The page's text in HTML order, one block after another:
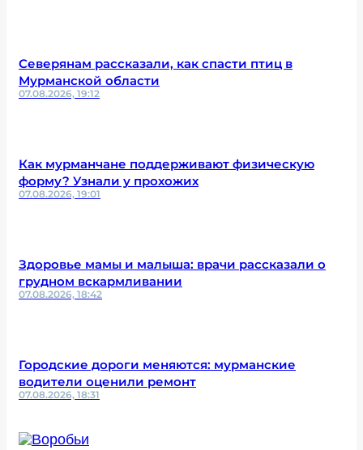
Северянам рассказали, как спасти птиц в
Мурманской области
07.08.2026, 19:12
Как мурманчане поддерживают физическую
форму? Узнали у прохожих
07.08.2026, 19:01
Здоровье мамы и малыша: врачи рассказали о
грудном вскармливании
07.08.2026, 18:42
Городские дороги меняются: мурманские
водители оценили ремонт
07.08.2026, 18:31